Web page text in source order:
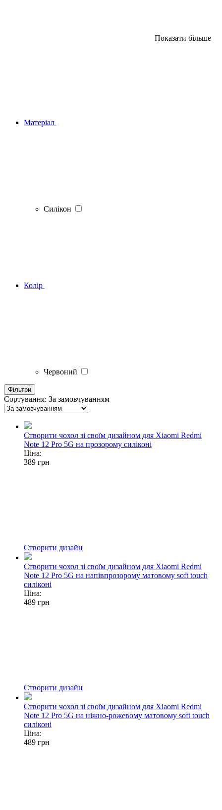
Показати більше
Матеріал
Силікон
Колір
Червоний
Фільтри
Сортування: За замовчуванням
Створити чохол зі своїм дизайном для Xiaomi Redmi
Note 12 Pro 5G на прозорому силіконі
Ціна:
389 грн
Створити дизайн
Створити чохол зі своїм дизайном для Xiaomi Redmi
Note 12 Pro 5G на напівпрозорому матовому soft touch
силіконі
Ціна:
489 грн
Створити дизайн
Створити чохол зі своїм дизайном для Xiaomi Redmi
Note 12 Pro 5G на ніжно-рожевому матовому soft touch
силіконі
Ціна:
489 грн